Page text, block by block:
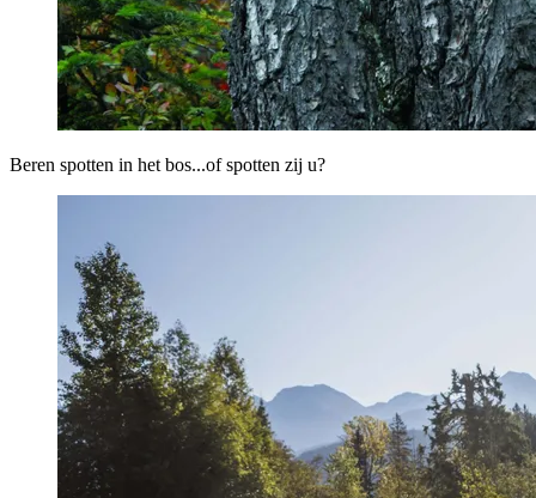
Beren spotten in het bos...of spotten zij u?